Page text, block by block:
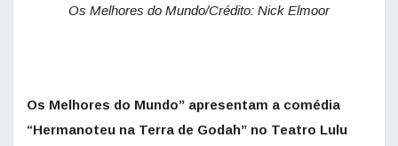
Os Melhores do Mundo/Crédito: Nick Elmoor
Os Melhores do Mundo” apresentam a comédia
“Hermanoteu na Terra de Godah” no Teatro Lulu